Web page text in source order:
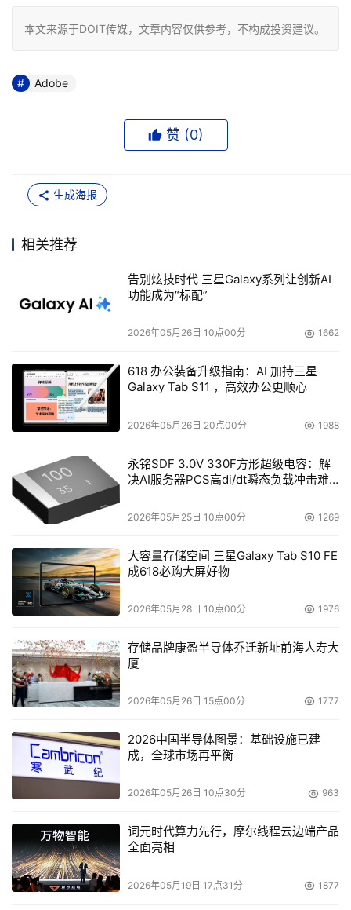
本文来源于DOIT传媒，文章内容仅供参考，不构成投资建议。
Adobe
赞 (0)
生成海报
相关推荐
告别炫技时代 三星Galaxy系列让创新AI
功能成为“标配”
2026年05月26日 10点00分 1662
618 办公装备升级指南：AI 加持三星
Galaxy Tab S11 ，高效办公更顺心
2026年05月26日 20点00分 1988
永铭SDF 3.0V 330F方形超级电容：解
决AI服务器PCS高di/dt瞬态负载冲击难
2026年05月25日 10点00分 1269
大容量存储空间 三星Galaxy Tab S10 FE
成618必购大屏好物
2026年05月28日 10点00分 1976
存储品牌康盈半导体乔迁新址前海人寿大
厦
2026年05月26日 15点00分 1777
2026中国半导体图景：基础设施已建
成，全球市场再平衡
2026年05月26日 10点30分 963
词元时代算力先行，摩尔线程云边端产品
全面亮相
2026年05月19日 17点31分 1877